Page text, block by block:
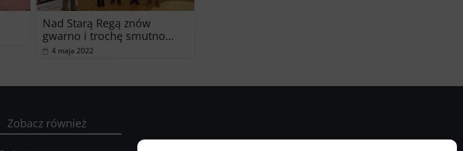
Nad Starą Regą znów
gwarno i trochę smutno…
4 maja 2022
Zobacz również